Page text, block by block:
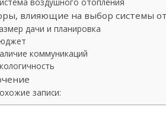
влияющие на выбор системы
дачи и планировка
коммуникаций
записи: